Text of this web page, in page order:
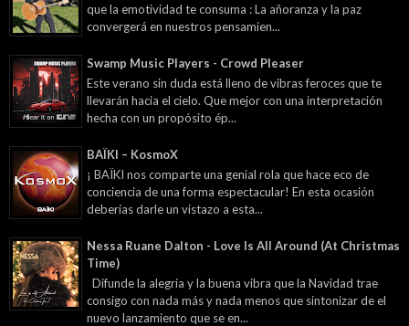
que la emotividad te consuma : La añoranza y la paz
convergerá en nuestros pensamien...
Swamp Music Players - Crowd Pleaser
Este verano sin duda está lleno de vibras feroces que te
llevarán hacia el cielo. Que mejor con una interpretación
hecha con un propósito ép...
BAÏKI – KosmoX
¡ BAÏKI nos comparte una genial rola que hace eco de
conciencia de una forma espectacular! En esta ocasión
deberías darle un vistazo a esta...
Nessa Ruane Dalton - Love Is All Around (At Christmas
Time)
Difunde la alegría y la buena vibra que la Navidad trae
consigo con nada más y nada menos que sintonizar de el
nuevo lanzamiento que se en...